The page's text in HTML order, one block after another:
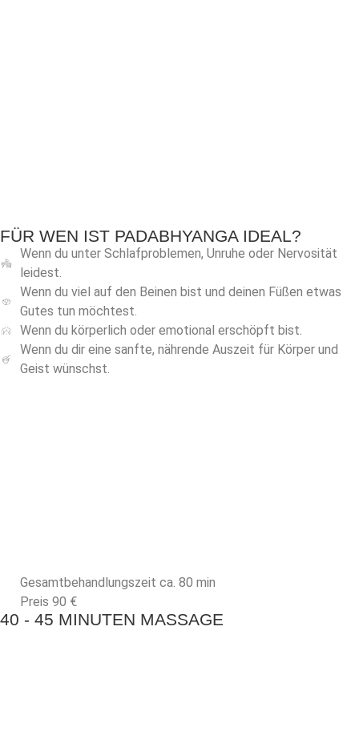
FÜR WEN IST PADABHYANGA IDEAL?
Wenn du unter Schlafproblemen, Unruhe oder Nervosität
leidest.
Wenn du viel auf den Beinen bist und deinen Füßen etwas
Gutes tun möchtest.
Wenn du körperlich oder emotional erschöpft bist.
Wenn du dir eine sanfte, nährende Auszeit für Körper und
Geist wünschst.
Gesamtbehandlungszeit ca. 80 min
Preis 90 €
40 - 45 MINUTEN MASSAGE